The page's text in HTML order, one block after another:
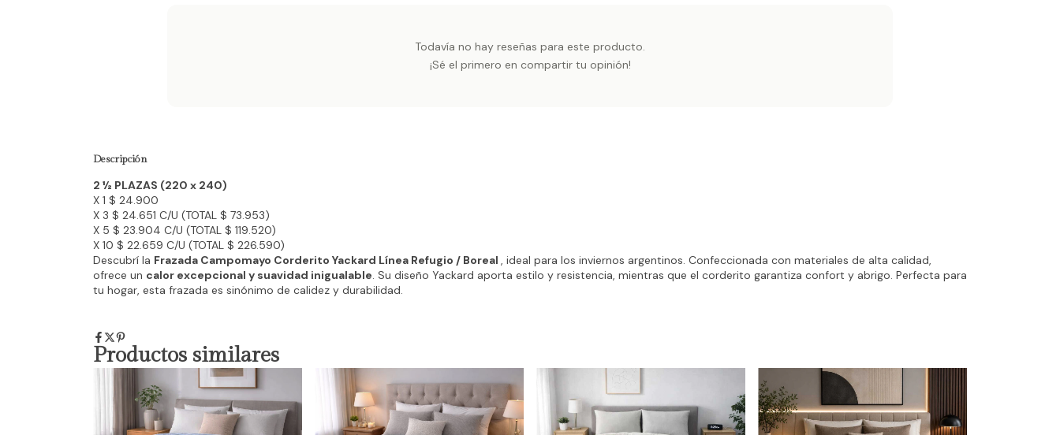
Todavía no hay reseñas para este producto.
¡Sé el primero en compartir tu opinión!
Descripción
2 ½ PLAZAS (220 x 240)
X 1 $ 24.900
X 3 $ 24.651 C/U (TOTAL $ 73.953)
X 5 $ 23.904 C/U (TOTAL $ 119.520)
X 10 $ 22.659 C/U (TOTAL $ 226.590)
Descubrí la Frazada Campomayo Corderito Yackard Línea Refugio / Boreal , ideal para los inviernos argentinos. Confeccionada con materiales de alta calidad,
ofrece un calor excepcional y suavidad inigualable. Su diseño Yackard aporta estilo y resistencia, mientras que el corderito garantiza confort y abrigo. Perfecta para
tu hogar, esta frazada es sinónimo de calidez y durabilidad.
Productos similares